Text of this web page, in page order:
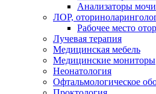
Анализаторы мочи
ЛОР,
Рабочее место
Лучевая терапия
Медицинская мебель
Медицинские мониторы
Неонатология
Офтальмологическое